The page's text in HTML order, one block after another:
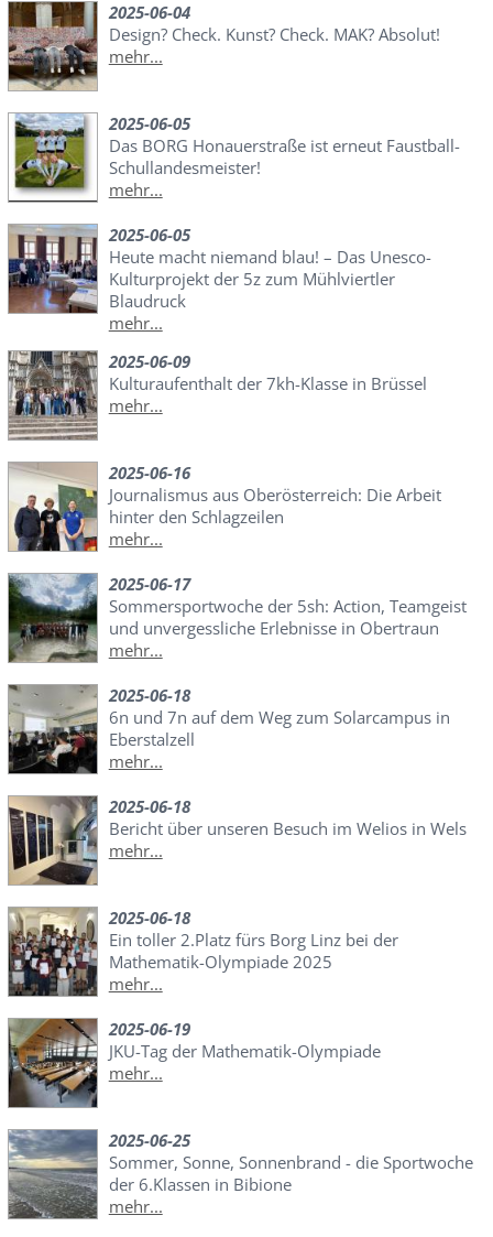
2025-06-04
Design? Check. Kunst? Check. MAK? Absolut!
mehr...
2025-06-05
Das BORG Honauerstraße ist erneut Faustball-
Schullandesmeister!
mehr...
2025-06-05
Heute macht niemand blau! – Das Unesco-
Kulturprojekt der 5z zum Mühlviertler
Blaudruck
mehr...
2025-06-09
Kulturaufenthalt der 7kh-Klasse in Brüssel
mehr...
2025-06-16
Journalismus aus Oberösterreich: Die Arbeit
hinter den Schlagzeilen
mehr...
2025-06-17
Sommersportwoche der 5sh: Action, Teamgeist
und unvergessliche Erlebnisse in Obertraun
mehr...
2025-06-18
6n und 7n auf dem Weg zum Solarcampus in
Eberstalzell
mehr...
2025-06-18
Bericht über unseren Besuch im Welios in Wels
mehr...
2025-06-18
Ein toller 2.Platz fürs Borg Linz bei der
Mathematik-Olympiade 2025
mehr...
2025-06-19
JKU-Tag der Mathematik-Olympiade
mehr...
2025-06-25
Sommer, Sonne, Sonnenbrand - die Sportwoche
der 6.Klassen in Bibione
mehr...